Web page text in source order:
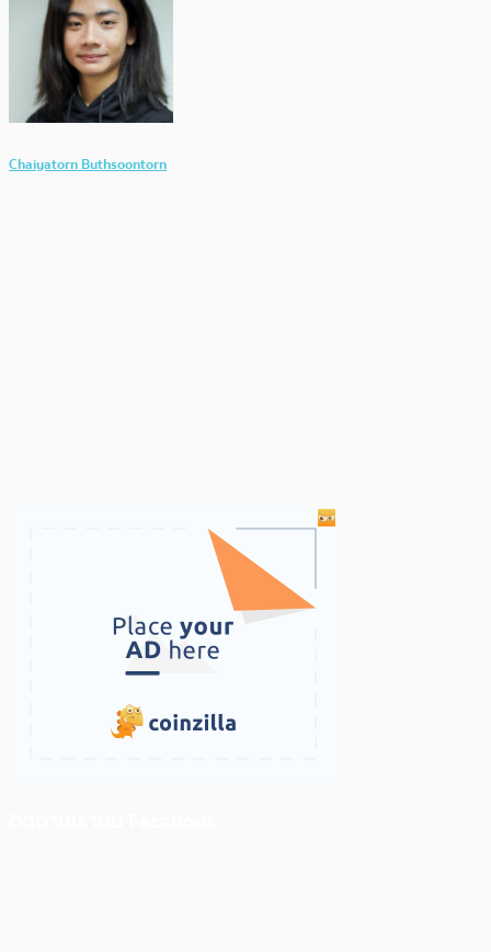
Chaiyatorn Buthsoontorn